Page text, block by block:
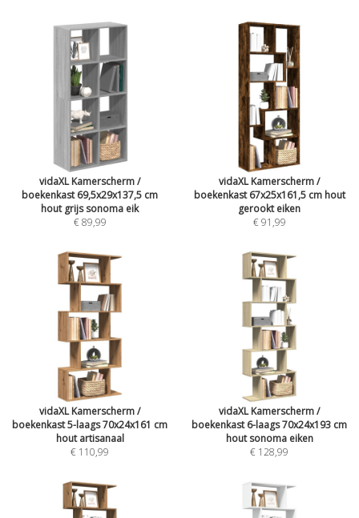
vidaXL Kamerscherm /
boekenkast 69,5x29x137,5 cm
hout grijs sonoma eik
€ 89,99
vidaXL Kamerscherm /
boekenkast 67x25x161,5 cm hout
gerookt eiken
€ 91,99
vidaXL Kamerscherm /
boekenkast 5-laags 70x24x161 cm
hout artisanaal
€ 110,99
vidaXL Kamerscherm /
boekenkast 6-laags 70x24x193 cm
hout sonoma eiken
€ 128,99